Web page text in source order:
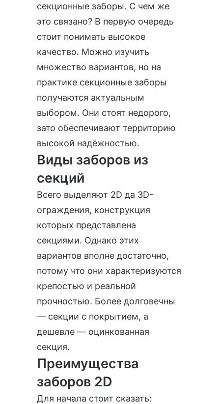
секционные заборы. С чем же
это связано? В первую очередь
стоит понимать высокое
качество. Можно изучить
множество вариантов, но на
практике секционные заборы
получаются актуальным
выбором. Они стоят недорого,
зато обеспечивают территорию
высокой надёжностью.
Виды заборов из
секций
Всего выделяют 2D да 3D-
ограждения, конструкция
которых представлена
секциями. Однако этих
вариантов вполне достаточно,
потому что они характеризуются
крепостью и реальной
прочностью. Более долговечны
— секции с покрытием, а
дешевле — оцинкованная
секция.
Преимущества
заборов 2D
Для начала стоит сказать: